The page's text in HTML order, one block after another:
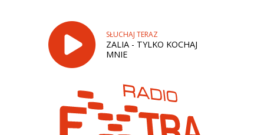
SŁUCHAJ TERAZ
ZALIA - TYLKO KOCHAJ
MNIE